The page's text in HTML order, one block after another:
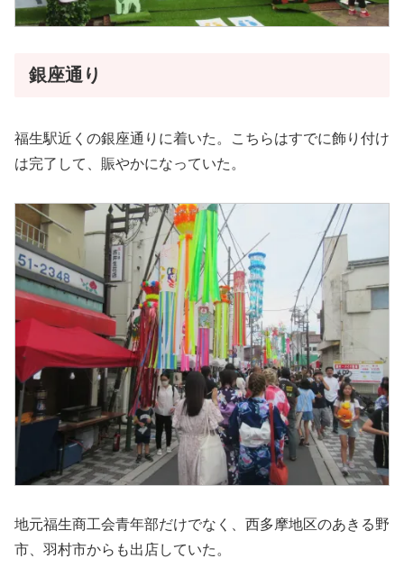
銀座通り
福生駅近くの銀座通りに着いた。こちらはすでに飾り付け
は完了して、賑やかになっていた。
地元福生商工会青年部だけでなく、西多摩地区のあきる野
市、羽村市からも出店していた。